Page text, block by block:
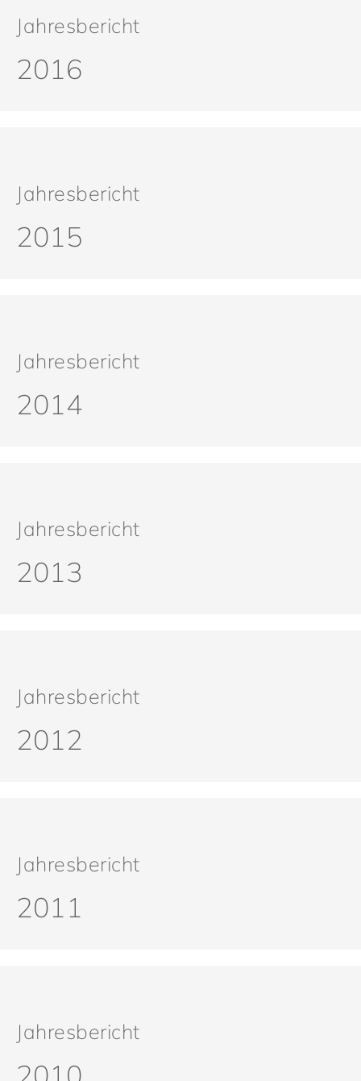
Jahresbericht
2016
Jahresbericht
2015
Jahresbericht
2014
Jahresbericht
2013
Jahresbericht
2012
Jahresbericht
2011
Jahresbericht